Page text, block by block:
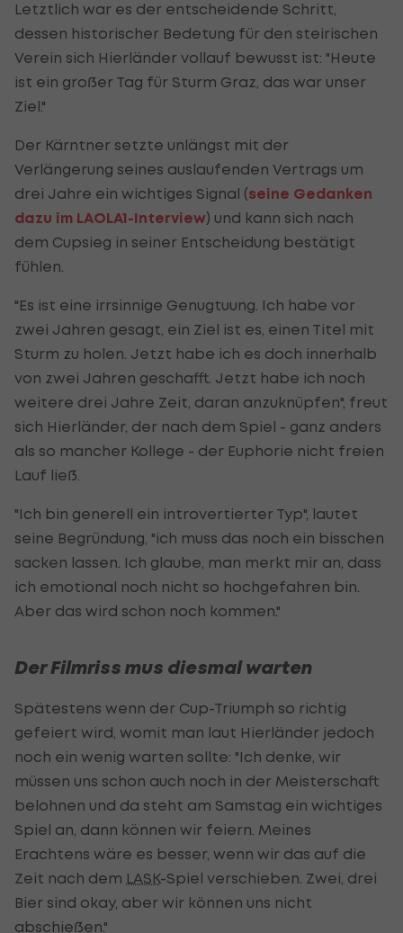
Letztlich war es der entscheidende Schritt,
dessen historischer Bedetung für den steirischen
Verein sich Hierländer vollauf bewusst ist: "Heute
ist ein großer Tag für Sturm Graz, das war unser
Ziel."
Der Kärntner setzte unlängst mit der
Verlängerung seines auslaufenden Vertrags um
drei Jahre ein wichtiges Signal (seine Gedanken
dazu im LAOLA1-Interview) und kann sich nach
dem Cupsieg in seiner Entscheidung bestätigt
fühlen.
"Es ist eine irrsinnige Genugtuung. Ich habe vor
zwei Jahren gesagt, ein Ziel ist es, einen Titel mit
Sturm zu holen. Jetzt habe ich es doch innerhalb
von zwei Jahren geschafft. Jetzt habe ich noch
weitere drei Jahre Zeit, daran anzuknüpfen", freut
sich Hierländer, der nach dem Spiel - ganz anders
als so mancher Kollege - der Euphorie nicht freien
Lauf ließ.
"Ich bin generell ein introvertierter Typ", lautet
seine Begründung, "ich muss das noch ein bisschen
sacken lassen. Ich glaube, man merkt mir an, dass
ich emotional noch nicht so hochgefahren bin.
Aber das wird schon noch kommen."
Der Filmriss mus diesmal warten
Spätestens wenn der Cup-Triumph so richtig
gefeiert wird, womit man laut Hierländer jedoch
noch ein wenig warten sollte: "Ich denke, wir
müssen uns schon auch noch in der Meisterschaft
belohnen und da steht am Samstag ein wichtiges
Spiel an, dann können wir feiern. Meines
Erachtens wäre es besser, wenn wir das auf die
Zeit nach dem LASK-Spiel verschieben. Zwei, drei
Bier sind okay, aber wir können uns nicht
abschießen."